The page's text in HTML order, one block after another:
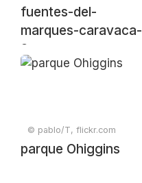
fuentes-del-
marques-caravaca-
2
© pablo/T, flickr.com
parque Ohiggins